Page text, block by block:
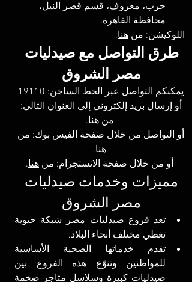
حرب، معروف، قسم قصر النيل،
محافظة القاهرة‬.
اللوكيشن: من هنا.
طرق التواصل مع صيدليات
مصر الشروق
أو إرسال بريد إلكتروني إلى العنوان التالي:
من هنا.
أو التواصل من خلال صفحة الفيس بوك: من
هنا.
أو من خلال صفحة الانستجرام: من هنا.
مميزات وخدمات صيدليات
مصر الشروق
تغطي مختلف أنحاء البلاد.